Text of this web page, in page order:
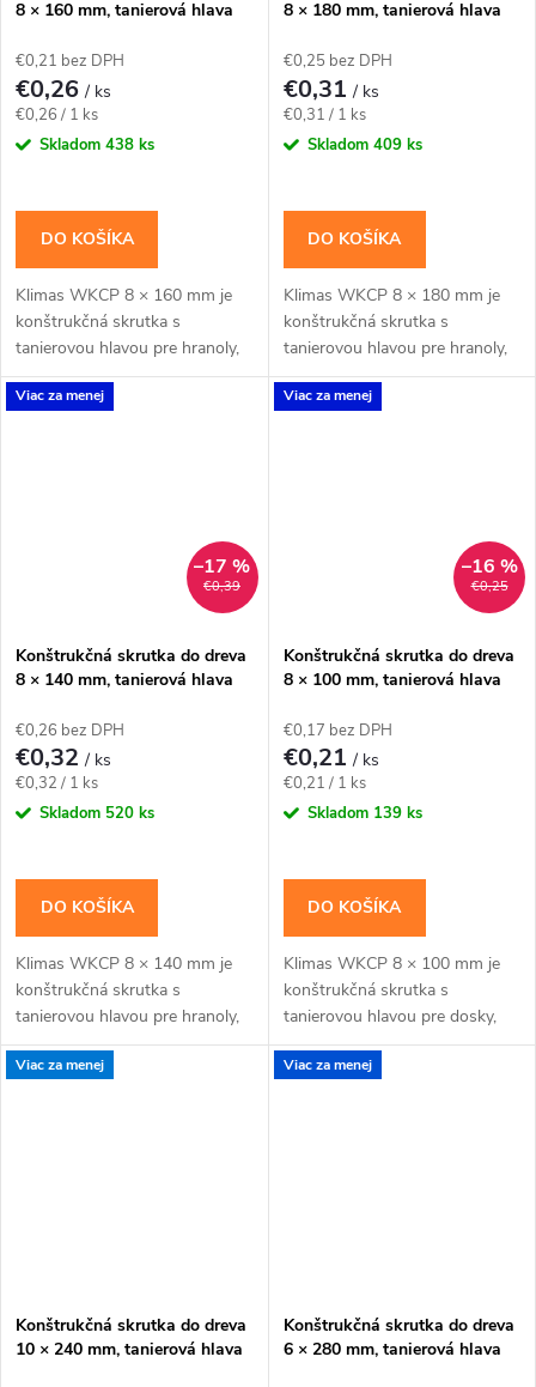
8 × 160 mm, tanierová hlava
€0,21 bez DPH
€0,26/ ks
Jednotková
cena:
€0,26 / 1 ks
Skladom 438 ks
DO KOŠÍKA
Klimas WKCP 8 × 160 mm je
konštrukčná skrutka s
tanierovou hlavou pre hranoly,
krokvy, trámy a drevené rámy.
Závit má katalógovú dĺžku 100
8 × 180 mm, tanierová hlava
€0,25 bez DPH
€0,31/ ks
Jednotková
cena:
€0,31 / 1 ks
Skladom 409 ks
DO KOŠÍKA
Klimas WKCP 8 × 180 mm je
konštrukčná skrutka s
tanierovou hlavou pre hranoly,
krokvy, trámy a drevené rámy.
Závit má katalógovú dĺžku 100
Viac za menej
€0,39
–17 %
Konštrukčná skrutka do dreva
8 × 140 mm, tanierová hlava
€0,26 bez DPH
€0,32/ ks
Jednotková
cena:
€0,32 / 1 ks
Skladom 520 ks
DO KOŠÍKA
Klimas WKCP 8 × 140 mm je
konštrukčná skrutka s
tanierovou hlavou pre hranoly,
krokvy, trámy a drevené rámy.
Závit má katalógovú dĺžku 100
Viac za menej
€0,25
–16 %
Konštrukčná skrutka do dreva
8 × 100 mm, tanierová hlava
€0,17 bez DPH
€0,21/ ks
Jednotková
cena:
€0,21 / 1 ks
Skladom 139 ks
DO KOŠÍKA
Klimas WKCP 8 × 100 mm je
konštrukčná skrutka s
tanierovou hlavou pre dosky,
laty, menšie hranoly a kratšie
tesárske spoje. Závit má
Viac za menej
Konštrukčná skrutka do dreva
10 × 240 mm, tanierová hlava
Viac za menej
Konštrukčná skrutka do dreva
6 × 280 mm, tanierová hlava